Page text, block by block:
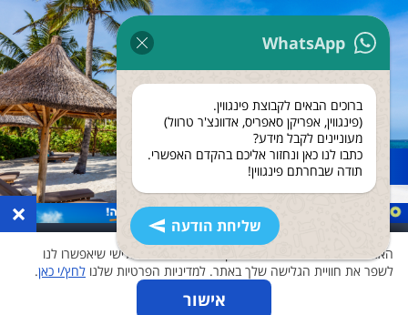
0
WhatsApp
ברוכים הבאים לקבוצת פינגווין.
(פינגווין, אפריקן סאפריס, אדוונצ'ר טרוול)
מעוניינים לקבל מידע?
כתבו לנו כאן ונחזור אליכם בהקדם האפשרי.
תודה שבחרתם פינגווין!
שליחת הודעה
נופש בזנזיבר
×
האתר שלנו משתמש בעוגיות ואוסף נתונים גם לצד שלישי שיאפשרו לנו
לשפר את חוויית הגלישה שלך באתר. למדיניות הפרטיות שלנו לחץ/י כאן.
אישור